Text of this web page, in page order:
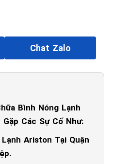
Chat Zalo
Bình Nóng Lạnh
Các Sự Cố Như:
Ariston Tại Quận